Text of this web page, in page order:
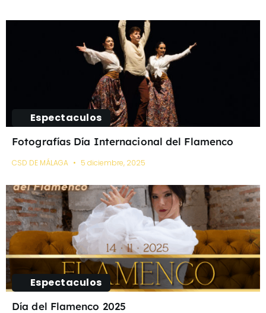
Espectaculos
Fotografías Día Internacional del Flamenco
CSD DE MÁLAGA 5 diciembre, 2025
Espectaculos
Día del Flamenco 2025